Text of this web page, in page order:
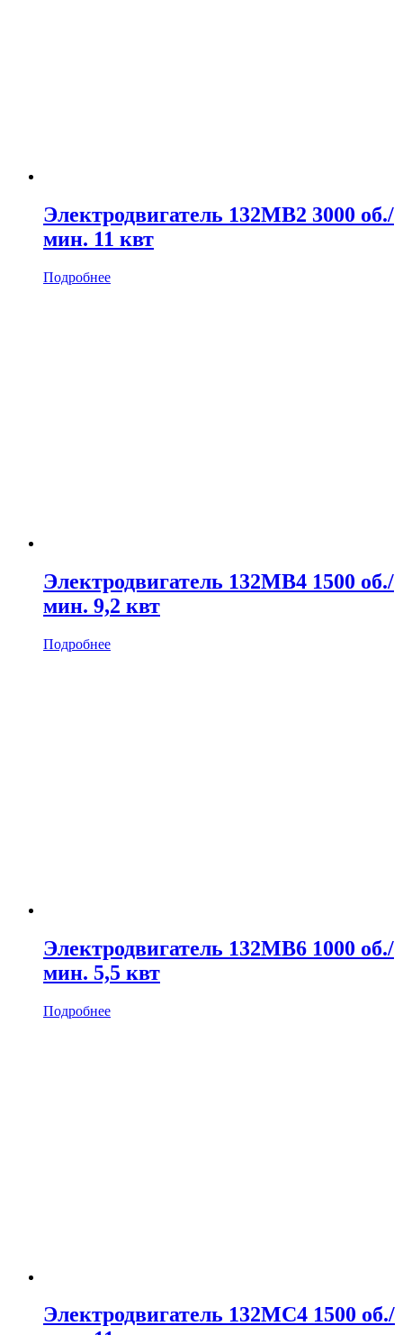
Электродвигатель 132MB2 3000 об./
мин. 11 квт
Подробнее
Электродвигатель 132MB4 1500 об./
мин. 9,2 квт
Подробнее
Электродвигатель 132MB6 1000 об./
мин. 5,5 квт
Подробнее
Электродвигатель 132MC4 1500 об./